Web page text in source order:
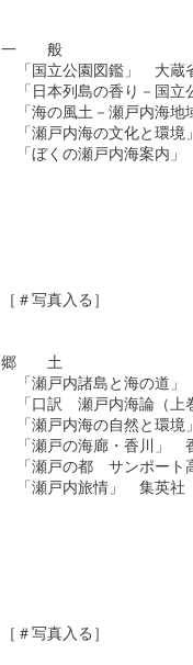
一　　般
「国立公園図鑑」　大蔵
「日本列島の香り－国立
「海の風土－瀬戸内海地
「瀬戸内海の文化と環境
「ぼくの瀬戸内海案内」
［＃写真入る］
郷　　土
「瀬戸内諸島と海の道」
「口訳　瀬戸内海論（上
「瀬戸内海の自然と環境
「瀬戸の海廊・香川」　
「瀬戸の都　サンポート
「瀬戸内旅情」　集英社
［＃写真入る］